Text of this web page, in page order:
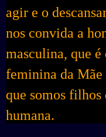
agir e o
nos convida a
masculina, que
feminina da Mãe
que somos filhos
humana.